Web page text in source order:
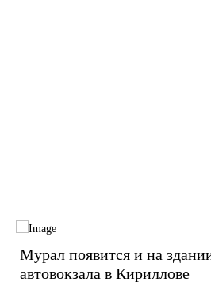
Мурал появится и на
автовокзала в Кириллове